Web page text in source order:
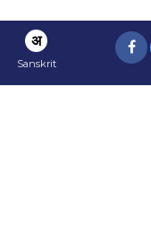
अ
Sanskrit